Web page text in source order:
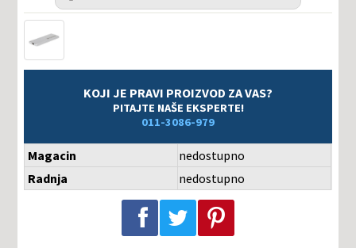
KOJI JE PRAVI PROIZVOD ZA VAS?
PITAJTE NAŠE EKSPERTE!
011-3086-979
Magacin
nedostupno
Radnja
nedostupno
Podeli na Facebook-u Podeli na Twitter-u Podeli na Pinterest-u